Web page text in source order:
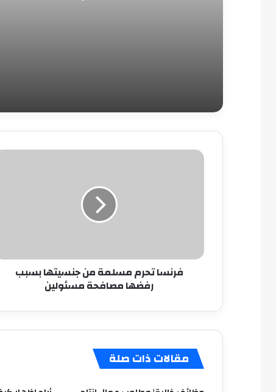
حلمى أوصل لكل الناس
فرنسا
مسئولين
فرنسا تحرم مسلمة من جنسيتها بسبب
رفضها مصافحة مسئولين
مقالات ذات صلة